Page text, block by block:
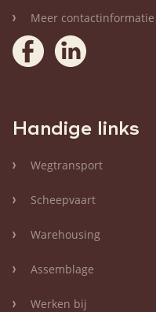
Meer contactinformatie
Handige links
Wegtransport
Scheepvaart
Warehousing
Assemblage
Werken bij